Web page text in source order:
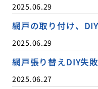
2025.06.29
網戸の取り付け、
2025.06.29
網戸張り替えDIY失
2025.06.27